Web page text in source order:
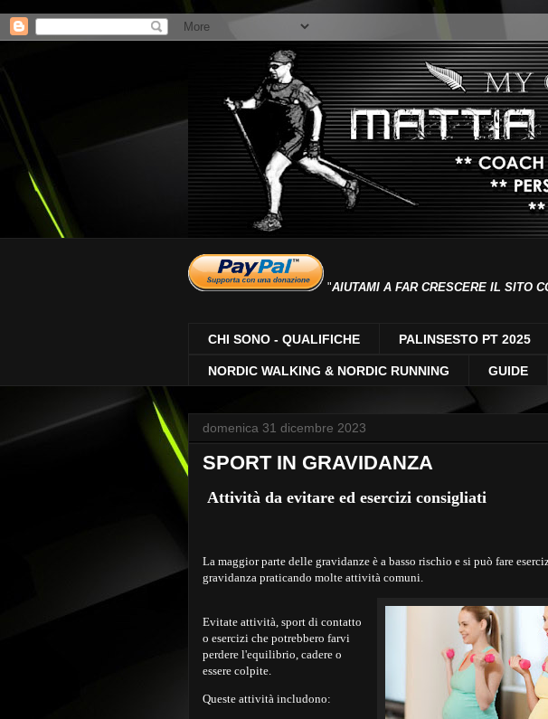
"AIUTAMI A FAR CRESCERE IL SITO
CHI SONO - QUALIFICHE PALINSESTO PT 2025
NORDIC WALKING & NORDIC RUNNING GUIDE
domenica 31 dicembre 2023
SPORT IN GRAVIDANZA
Attività da evitare ed esercizi consigliati
La maggior parte delle gravidanze è a basso rischio e si può fare
gravidanza praticando molte attività comuni.
Evitate attività, sport di contatto
o esercizi che potrebbero farvi
perdere l'equilibrio, cadere o
essere colpite.
Queste attività includono: